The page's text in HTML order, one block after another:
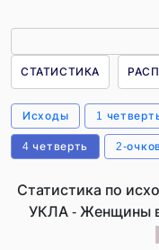
СТАТИСТИКА
Исходы 1
4 четверть 2-
Статистика по
УКЛА - Женщины